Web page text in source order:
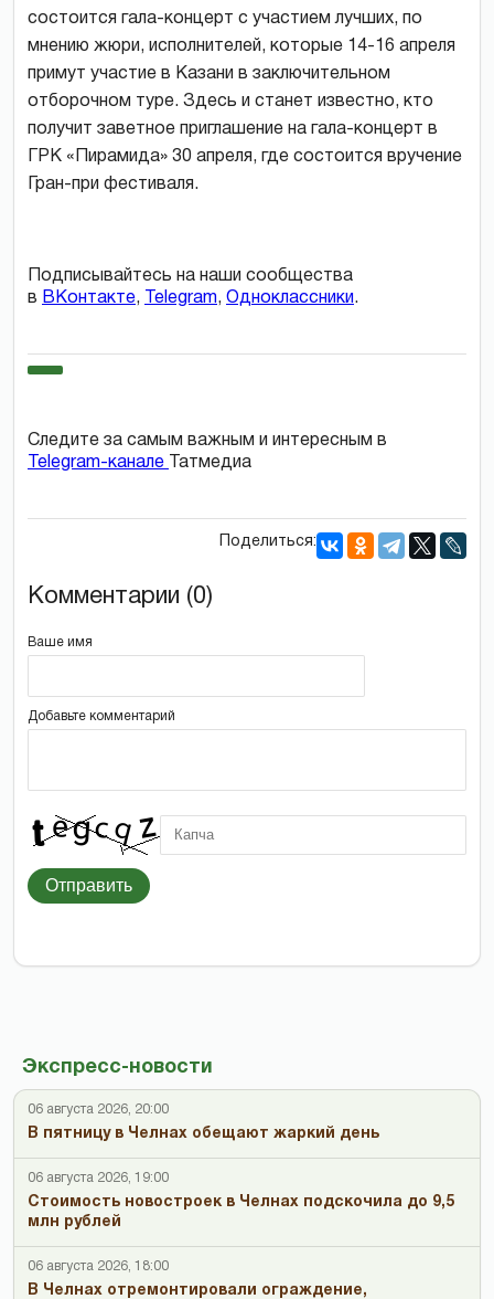
Экспресс-новости
06 августа 2026, 20:00
В пятницу в Челнах обещают жаркий день
06 августа 2026, 19:00
Стоимость новостроек в Челнах подскочила до 9,5
млн рублей
06 августа 2026, 18:00
В Челнах отремонтировали ограждение,
состоится гала-концерт с участием лучших, по
мнению жюри, исполнителей, которые 14-16 апреля
примут участие в Казани в заключительном
отборочном туре. Здесь и станет известно, кто
получит заветное приглашение на гала-концерт в
ГРК «Пирамида» 30 апреля, где состоится вручение
Гран-при фестиваля.
Подписывайтесь на наши сообщества
в ВКонтакте, Telegram, Одноклассники.
Следите за самым важным и интересным в
Telegram-канале
Татмедиа
Поделиться:
Комментарии (0)
Ваше имя
Добавьте комментарий
Отправить